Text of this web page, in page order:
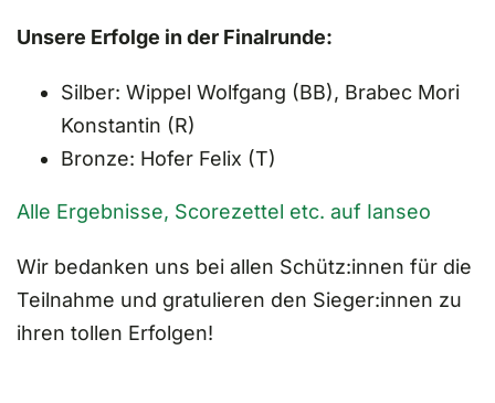
Unsere Erfolge in der Finalrunde:
Silber: Wippel Wolfgang (BB), Brabec Mori
Konstantin (R)
Bronze: Hofer Felix (T)
Alle Ergebnisse, Scorezettel etc. auf Ianseo
Wir bedanken uns bei allen Schütz:innen für die
Teilnahme und gratulieren den Sieger:innen zu
ihren tollen Erfolgen!